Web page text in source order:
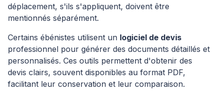
déplacement, s'ils s'appliquent, doivent être
mentionnés séparément.
Certains ébénistes utilisent un logiciel de devis
professionnel pour générer des documents détaillés et
personnalisés. Ces outils permettent d'obtenir des
devis clairs, souvent disponibles au format PDF,
facilitant leur conservation et leur comparaison.